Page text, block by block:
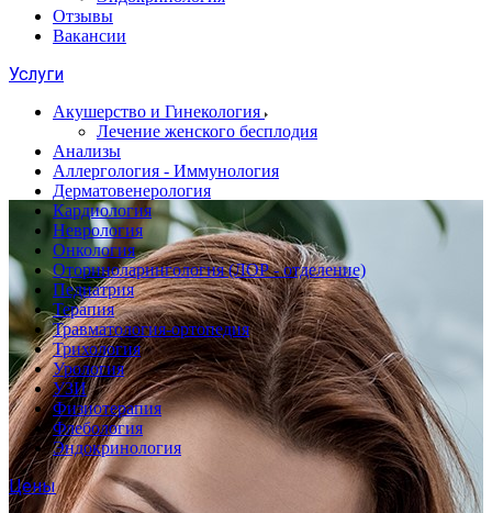
Отзывы
Вакансии
Услуги
Акушерство и Гинекология
Лечение женского бесплодия
Анализы
Аллергология - Иммунология
Дерматовенерология
Кардиология
Неврология
Онкология
Оториноларингология (ЛОР - отделение)
Педиатрия
Терапия
Травматология-ортопедия
Трихология
Урология
УЗИ
Физиотерапия
Флебология
Эндокринология
Цены